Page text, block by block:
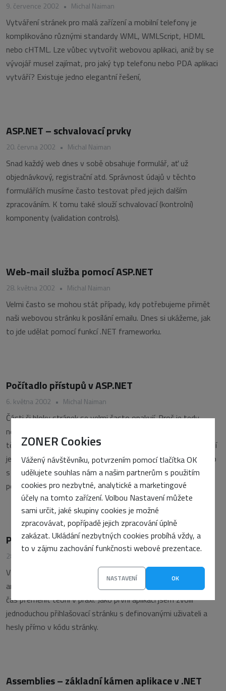
ZONER Cookies
Vážený návštěvníku, potvrzením pomocí tlačítka OK
udělujete souhlas nám a našim partnerům s použitím
cookies pro nezbytné, analytické a marketingové
účely na tomto zařízení. Volbou Nastavení můžete
sami určit, jaké skupiny cookies je možné
zpracovávat, popřípadě jejich zpracování úplně
zakázat. Ukládání nezbytných cookies probíhá vždy, a
to v zájmu zachování funkčnosti webové prezentace.
NASTAVENÍ OK
9. července 2002 • Michal Naiman
Vytváření stránek pro malá zařízení a mobilní telefony je
komplikováno různými standardy WML, WMLScript, HDML
nebo cHTML. Lze vůbec vytvořit webovou aplikaci, aniž by se
vývojář musel zajímat, pro jaký typ telefonu nebo PDA aplikaci
vytváří? Existuje jedno elegantní řešení,
ASP.NET – schvalovací prvky
20. června 2002 • Michal Naiman
Snad každý web dnes v sobě obsahuje formulář, ať už
objednávkový, registrační atd. Správnost údajů v těchto
formulářích musíme často testovat před jejich dalším
zpracováním. K tomu také slouží schvalovací (kontrolní)
komponenty (validation controls).
Web-mail služba pomocí ASP.NET
28. května 2002 • Michal Naiman
Velmi často se mohou stát případy, kdy potřebujeme přimět
naši webovou stránku k posílání emailu. Dnes si ukážeme, jak
to jde udělat pomocí funkcí .NET frameworku.
Počítadlo přístupů v ASP.NET
6. května 2002 • Michal Naiman
Části či bloky stránek se velmi často opakují. Proč je tedy
neustále dokola opisovat, nebo si dopomáhat různými
těžkopádnými způsoby (#include), když .NET framework nabízí
jednoduchou znovupoužitelnost často používaného kódu, a to
s pomocí uživatelských ovládacích prvků (User Controls). Jejich
použití vám
Přihlašovací stránka v ASP.NET
28. dubna 2002
V předchozích článcích jsem se pokusil shrnout základní
architekturu a vlastnosti .NET frameworku, teď však nastává
čas přeměnit teorii v praxi. Jako první aplikaci jsem zvolil
jednoduchou přihlašovací stránku s definovanými uživateli a
hesly přímo v kódu stránky.
Assemblies – základní kámen aplikace v .NET